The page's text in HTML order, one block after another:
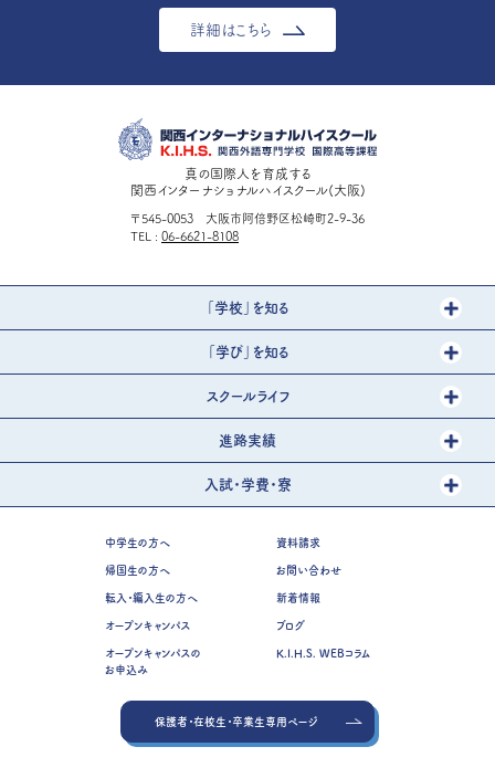
詳細はこちら
真の国際人を育成する
関西インターナショナルハイスクール(大阪)
〒545-0053 大阪市阿倍野区松崎町2-9-36
TEL
06-6621-8108
「学校」を知る
「学び」を知る
スクールライフ
進路実績
入試・学費・寮
中学生の方へ
帰国生の方へ
転入・編入生の方へ
オープンキャンパス
オープンキャンパスの
お申込み
資料請求
お問い合わせ
新着情報
ブログ
K.I.H.S. WEBコラム
保護者・在校生・卒業生専用ページ